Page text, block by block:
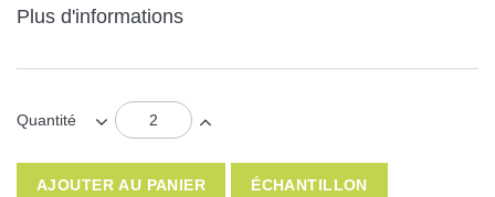
Plus d'informations
Quantité
AJOUTER AU PANIER ÉCHANTILLON